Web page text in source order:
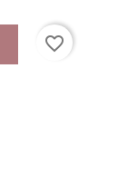
favorite_border